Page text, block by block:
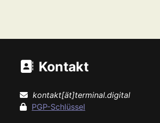
Kontakt
kontakt[ät]terminal.digital
PGP-Schlüssel